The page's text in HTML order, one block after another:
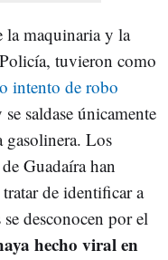
la maquinaria y la
tuvieron como
intento de robo
se saldase únicamente
gasolinera. Los
Guadaíra han
de identificar a
desconocen por el
hecho viral en